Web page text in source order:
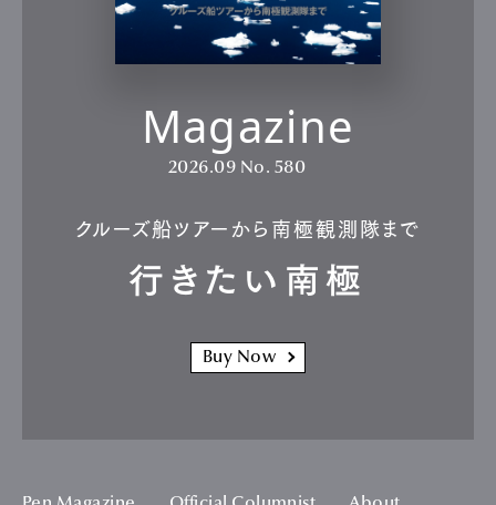
Magazine
2026.09 No. 580
クルーズ船ツアーから南極観測隊まで
行きたい南極
Buy Now